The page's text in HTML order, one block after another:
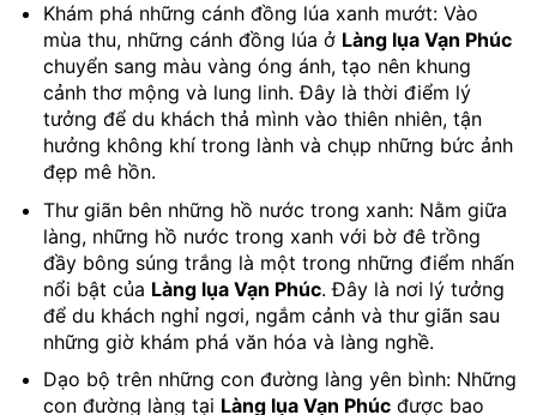
Khám phá những cánh đồng lúa xanh mướt: Vào
mùa thu, những cánh đồng lúa ở Làng lụa Vạn Phúc
chuyển sang màu vàng óng ánh, tạo nên khung
cảnh thơ mộng và lung linh. Đây là thời điểm lý
tưởng để du khách thả mình vào thiên nhiên, tận
hưởng không khí trong lành và chụp những bức ảnh
đẹp mê hồn.
Thư giãn bên những hồ nước trong xanh: Nằm giữa
làng, những hồ nước trong xanh với bờ đê trồng
đầy bông súng trắng là một trong những điểm nhấn
nổi bật của Làng lụa Vạn Phúc. Đây là nơi lý tưởng
để du khách nghỉ ngơi, ngắm cảnh và thư giãn sau
những giờ khám phá văn hóa và làng nghề.
Dạo bộ trên những con đường làng yên bình: Những
con đường làng tại Làng lụa Vạn Phúcđược bao